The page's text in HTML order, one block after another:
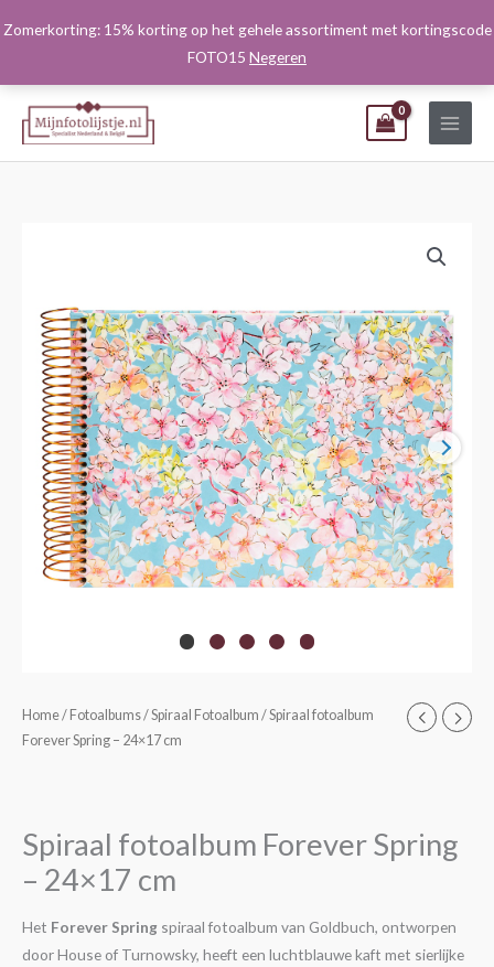
Zomerkorting: 15% korting op het gehele assortiment met kortingscode
FOTO15 Negeren
naar
Home/ Fotoalbums/Spiraal Fotoalbum / Spiraal fotoalbum
Forever Spring – 24×17 cm
Spiraal fotoalbum Forever Spring
– 24×17 cm
Het Forever Spring spiraal fotoalbum van Goldbuch, ontworpen
door House of Turnowsky, heeft een luchtblauwe kaft met sierlijke
Spiraal
fotoalbum
24x17
cm